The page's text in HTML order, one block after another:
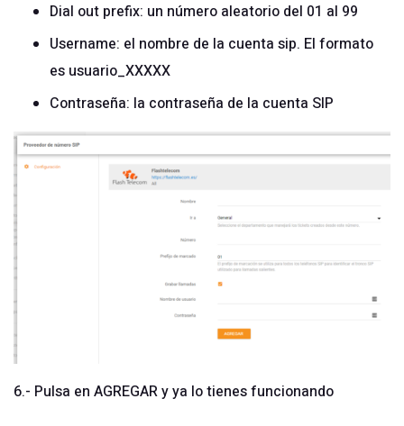
Dial out prefix: un número aleatorio del 01 al 99
Username: el nombre de la cuenta sip. El formato
es usuario_XXXXX
Contraseña: la contraseña de la cuenta SIP
6.- Pulsa en AGREGAR y ya lo tienes funcionando